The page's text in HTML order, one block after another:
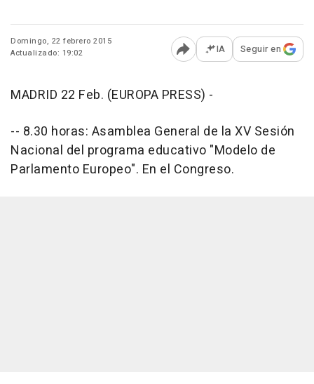
Domingo, 22 febrero 2015
Actualizado: 19:02
Abrir opciones para
IA Seguir en
MADRID 22 Feb. (EUROPA PRESS) -
-- 8.30 horas: Asamblea General de la XV Sesión
Nacional del programa educativo "Modelo de
Parlamento Europeo". En el Congreso.